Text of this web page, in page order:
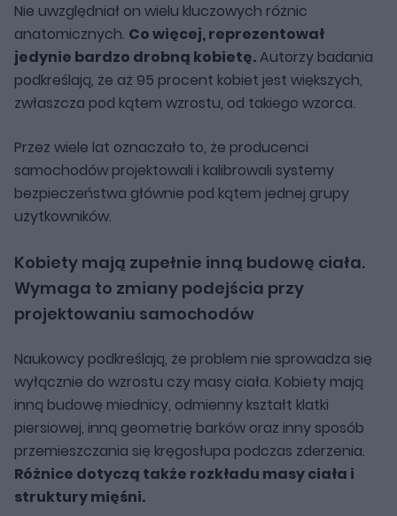
Nie uwzględniał on wielu kluczowych różnic
anatomicznych. Co więcej, reprezentował
jedynie bardzo drobną kobietę.Autorzy badania
podkreślają, że aż 95 procent kobiet jest większych,
zwłaszcza pod kątem wzrostu, od takiego wzorca.
Przez wiele lat oznaczało to, że producenci
samochodów projektowali i kalibrowali systemy
bezpieczeństwa głównie pod kątem jednej grupy
użytkowników.
Kobiety mają zupełnie inną budowę ciała.
Wymaga to zmiany podejścia przy
projektowaniu samochodów
Naukowcy podkreślają, że problem nie sprowadza się
wyłącznie do wzrostu czy masy ciała. Kobiety mają
inną budowę miednicy, odmienny kształt klatki
piersiowej, inną geometrię barków oraz inny sposób
przemieszczania się kręgosłupa podczas zderzenia.
Różnice dotyczą także rozkładu masy ciała i
struktury mięśni.